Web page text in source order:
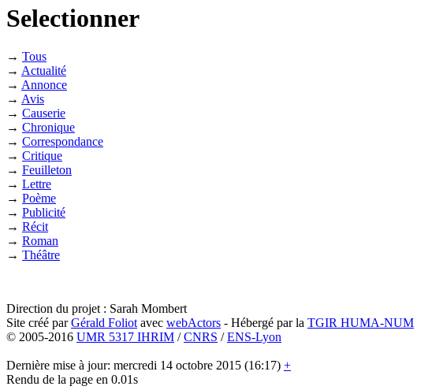
Selectionner
→ Tous
→ Actualité
→ Annonce
→ Avis
→ Causerie
→ Chronique
→ Correspondance
→ Critique
→ Feuilleton
→ Lettre
→ Poème
→ Publicité
→ Récit
→ Roman
→ Théâtre
Direction du projet : Sarah Mombert
Site créé parGérald Foliot avec webActors - Hébergé par la TGIR HUMA-NUM
© 2005-2016 UMR 5317 IHRIM /CNRS /ENS-Lyon
Dernière mise à jour: mercredi 14 octobre 2015 (16:17) +
Rendu de la page en 0.01s